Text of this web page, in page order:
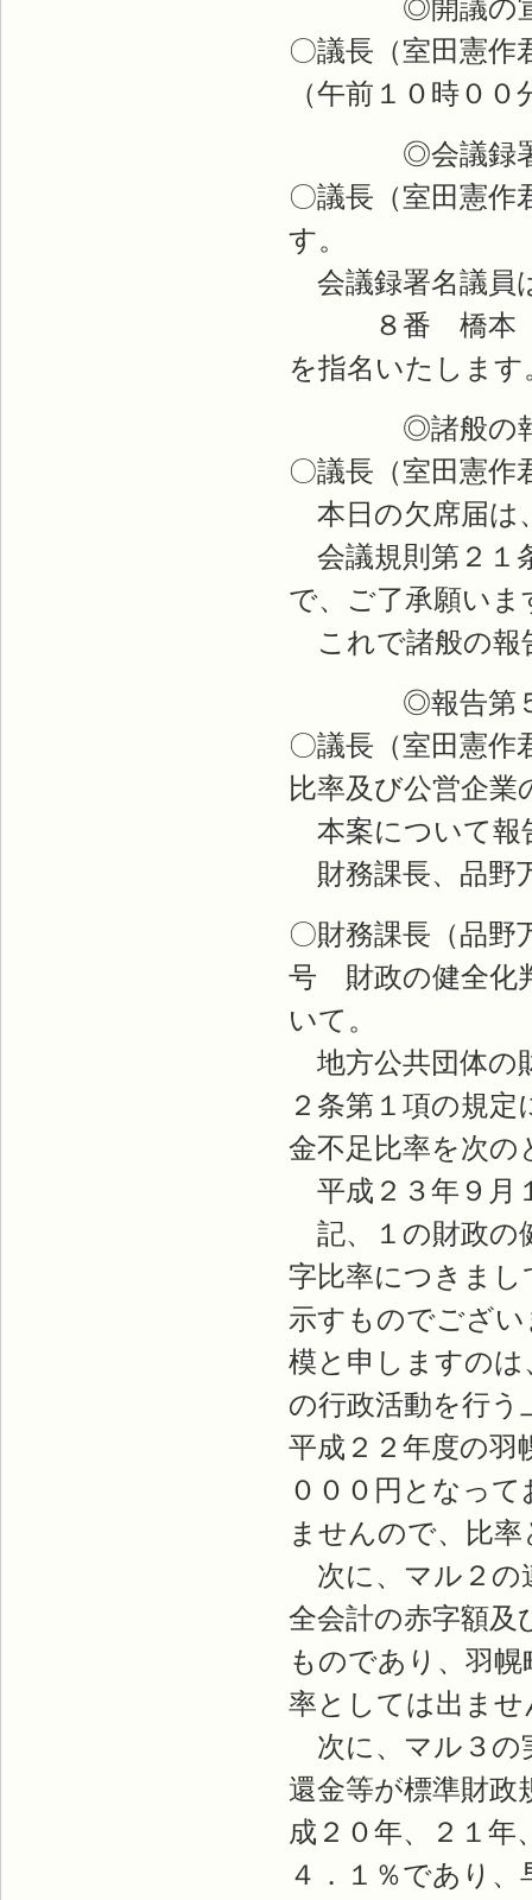
◎開議の
〇議長（室田憲
（午前１０時００
◎会議録署名
〇議長（室田憲
す。
会議録署名議員
８番 橋本
を指名いたします
◎諸般の
〇議長（室田憲
本日の欠席届は
会議規則第２１
で、ご了承願いま
これで諸般の報
◎報告第５
〇議長（室田憲
比率及び公営企
本案について報
財務課長、品野
〇財務課長（品
号 財政の健全化
いて。
地方公共団体の
２条第１項の規
金不足比率を次の
平成２３年９月
記、１の財政の
字比率につきまし
示すものでござ
模と申しますのは
の行政活動を行
平成２２年度の羽
０００円となっ
ませんので、比
次に、マル２の
全会計の赤字額及
ものであり、羽
率としては出ませ
次に、マル３の
還金等が標準財
成２０年、２１
４．１％であり